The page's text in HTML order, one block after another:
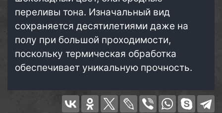
переливы тона. Изначальный вид
сохраняется десятилетиями даже на
полу при большой проходимости,
поскольку термическая обработка
обеспечивает уникальную прочность.